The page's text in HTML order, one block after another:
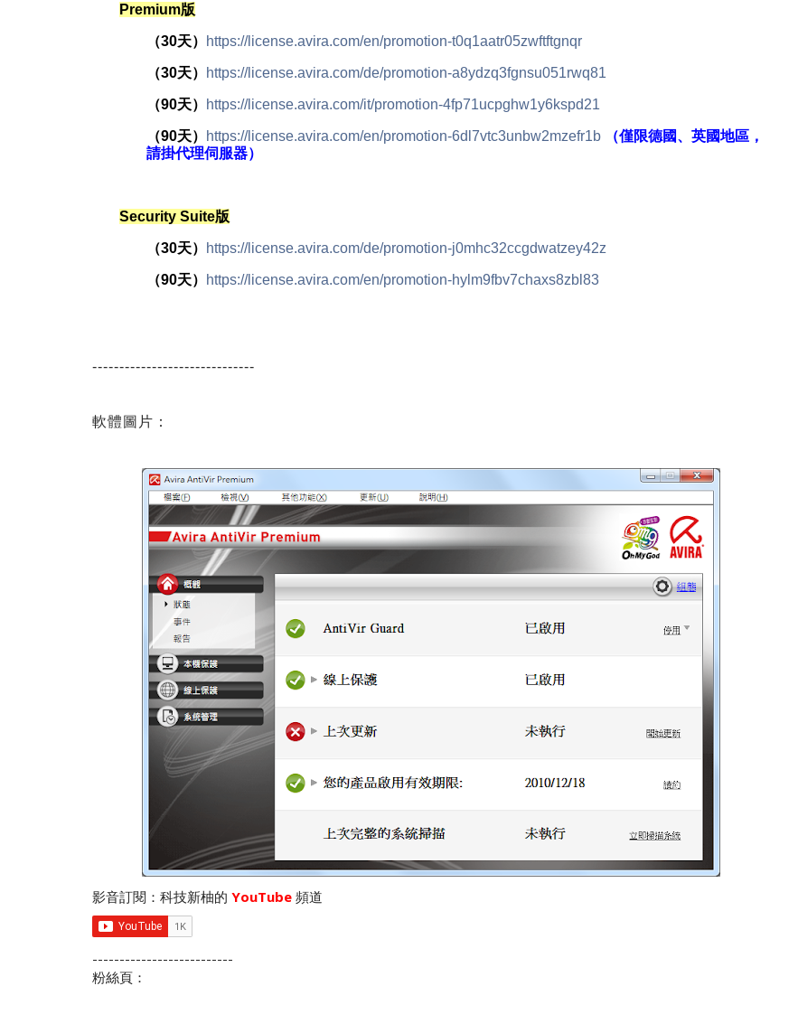
Premium版
（30天） https://license.avira.com/en/promotion-t0q1aatr05zwftftgnqr
（30天） https://license.avira.com/de/promotion-a8ydzq3fgnsu051rwq81
（90天） https://license.avira.com/it/promotion-4fp71ucpghw1y6kspd21
（90天） https://license.avira.com/en/promotion-6dl7vtc3unbw2mzefr1b
（僅限德國、英國地區，
請掛代理伺服器）
Security Suite版
（30天） https://license.avira.com/de/promotion-j0mhc32ccgdwatzey42z
（90天） https://license.avira.com/en/promotion-hylm9fbv7chaxs8zbl83
------------------------------
軟體圖片：
影音訂閱：科技新柚的 YouTube 頻道
--------------------------
粉絲頁：